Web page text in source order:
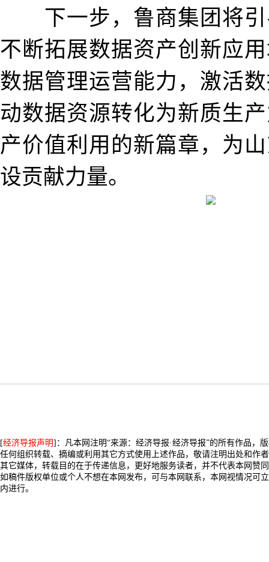
下一步，鲁商集团将引
不断拓展数据资产创新应
数据管理运营能力，激活
动数据资源转化为新质生
产价值利用的新篇章，为
设贡献力量。
[经济导报声明]：凡本网注明“来源：经济导报·经济导报”的所有作品，
任何组织转载、摘编或利用其它方式使用上述作品，敬请注明出处和作
其它媒体，转载目的在于传递信息，更好地服务读者，并不代表本网赞
如稿件版权单位或个人不想在本网发布，可与本网联系，本网视情况可
内进行。